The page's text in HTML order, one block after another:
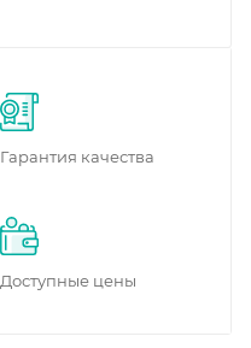
Гарантия качества
Доступные цены